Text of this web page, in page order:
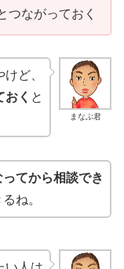
ながっておく
まなぶ君
ど、
く と
ってから相談でき
ね。